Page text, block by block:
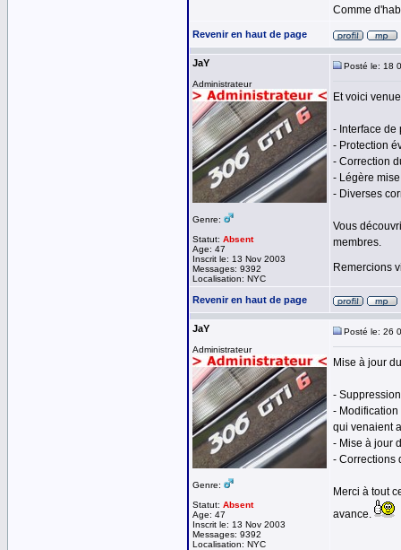
Comme
Revenir en haut de page
JaY
Administrateur
Genre:
Statut: Absent
Age: 47
Inscrit le: 13 Nov 2003
Messages: 9392
Localisation: NYC
Posté le: 18
Et voici
- Interface de
- Protection
- Correction
- Légère
- Diverses
Vous
membres.
Remercions
Revenir en haut de page
JaY
Administrateur
Genre:
Statut: Absent
Age: 47
Inscrit le: 13 Nov 2003
Messages: 9392
Localisation: NYC
Posté le: 26
Mise à jour
-
-
qui venaient
- Mise à jour
- Corrections
Merci à tout
avance.